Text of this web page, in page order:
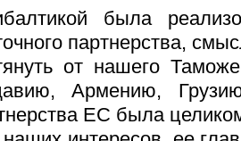
была
партнерства,
от нашего
Армению,
ЕС была